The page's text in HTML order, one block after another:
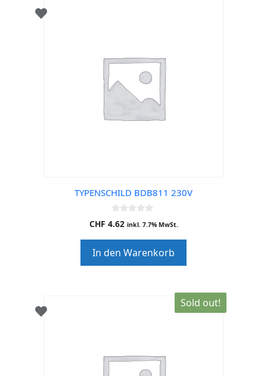
TYPENSCHILD BDB811 230V
0
o
o
f
5
CHF 4.62 inkl. 7.7% MwSt.
In den Warenkorb
Sold out!